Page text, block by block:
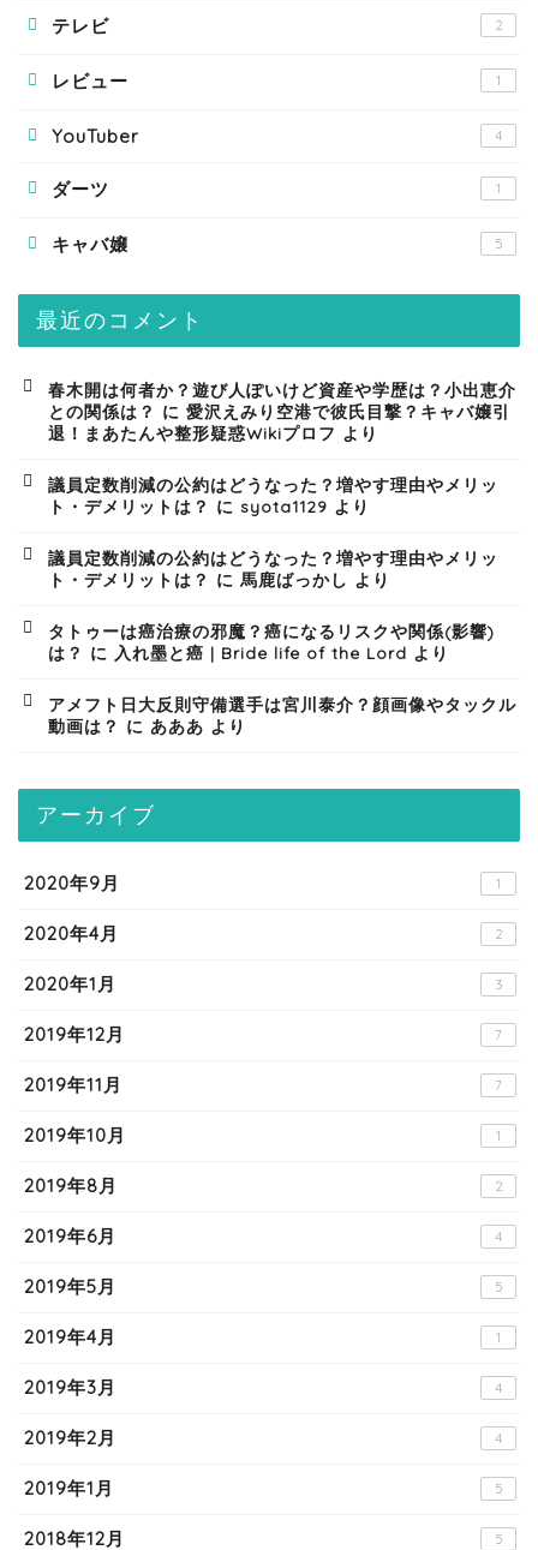
テレビ 2
レビュー 1
YouTuber 4
ダーツ 1
キャバ嬢 5
最近のコメント
春木開は何者か？遊び人ぽいけど資産や学歴は？小出恵介
との関係は？ に 愛沢えみり空港で彼氏目撃？キャバ嬢引
退！まあたんや整形疑惑Wikiプロフ より
議員定数削減の公約はどうなった？増やす理由やメリッ
ト・デメリットは？ に syota1129 より
議員定数削減の公約はどうなった？増やす理由やメリッ
ト・デメリットは？ に 馬鹿ばっかし より
タトゥーは癌治療の邪魔？癌になるリスクや関係(影響)
は？ に 入れ墨と癌 | Bride life of the Lord より
アメフト日大反則守備選手は宮川泰介？顔画像やタックル
動画は？ に あああ より
アーカイブ
2020年9月 1
2020年4月 2
2020年1月 3
2019年12月 7
2019年11月 7
2019年10月 1
2019年8月 2
2019年6月 4
2019年5月 5
2019年4月 1
2019年3月 4
2019年2月 4
2019年1月 5
2018年12月 5